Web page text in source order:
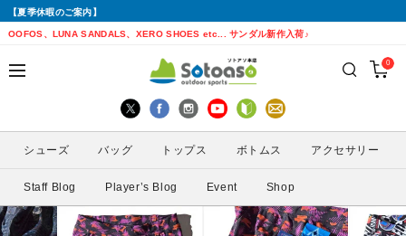
【夏季休暇のご案内】
OOFOS、LUNA SANDALS、XERO SHOES etc... サンダル新作入荷♪
戻る
シューズから探す
トレイルランニングシューズ
ランニングシューズ
戻る
トップスから探す
シェル・レインウェア
シャツ
戻る
ボトムスから探す
ショートパンツ
ロングパンツ
戻る
バッグから探す
トレランザック
バックパック
戻る
アクセサリーから探す
キャップ・ハット
ソックス
戻る
ブランドから探す
ACTIVE YOHKAN(アクティブようかん)
ATHLETUNE(アスリチューン)
戻る
ブランドから探す
Amazfit(アマズフィット)
BAUERFEIND(バウアーファインド)
戻る
性別から探す
レディース
0
シューズ バッグ トップス ボトムス アクセサリー
Staff Blog Player’s Blog Event Shop